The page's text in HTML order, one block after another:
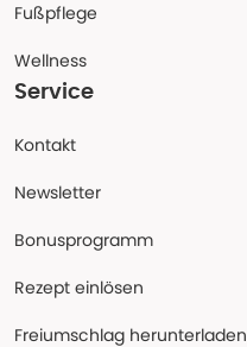
Fußpflege
Wellness
Service
Kontakt
Newsletter
Bonusprogramm
Rezept einlösen
Freiumschlag herunterladen